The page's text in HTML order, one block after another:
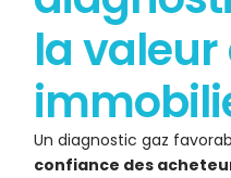
la valeur
Un diagnostic gaz
confiance des